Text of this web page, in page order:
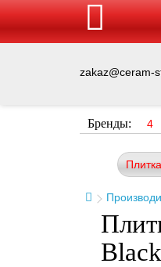
zakaz@ceram-
Бренды: 4